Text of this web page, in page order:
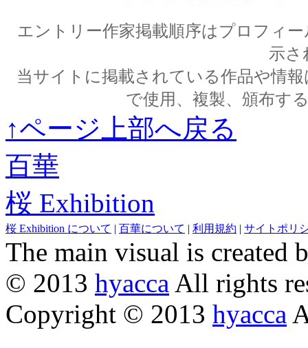
エントリー作家掲載順序はプロフィ
示さ
当サイトに掲載されている作品や情
で使用、複製、頒布す
↑ページ上部へ戻る
百華
桜 Exhibition
桜 Exhibition について | 百華について | 利用規約 | サイトポリ
The main visual is created
© 2013 hyacca All rights
Copyright © 2013 hyacca